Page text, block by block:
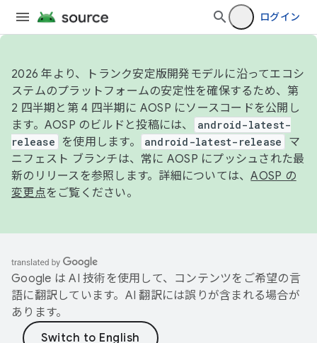
ログイン
2026 年より、トランク安定版開発モデルに沿ってエコシ
ステムのプラットフォームの安定性を確保するため、第
2 四半期と第 4 四半期に AOSP にソースコードを公開し
ます。AOSP のビルドと投稿には、
android-latest-
release
を使用します。 android-latest-release
マ
ニフェスト ブランチは、常に AOSP にプッシュされた最
新のリリースを参照します。詳細については、AOSP の
変更点をご覧ください。
Google は AI 技術を使用して、コンテンツをご希望の言
語に翻訳しています。AI 翻訳には誤りが含まれる場合が
あります。